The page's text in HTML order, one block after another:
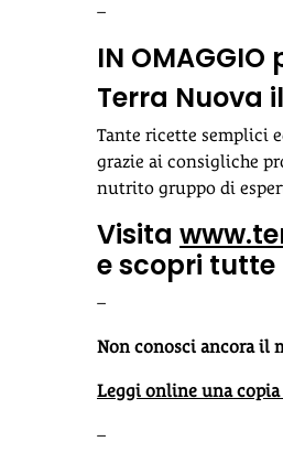
–
IN
Terra Nuova il
Tante ricette semplici
grazie ai consigliche
nutrito gruppo di
Visita
e scopri
–
Non conosci ancora il
Leggi online una
–